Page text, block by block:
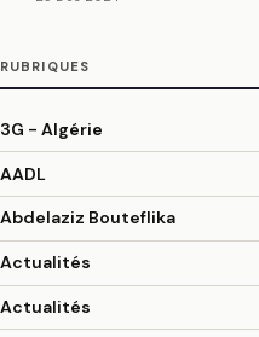
RUBRIQUES
3G - Algérie
AADL
Abdelaziz Bouteflika
Actualités
Actualités